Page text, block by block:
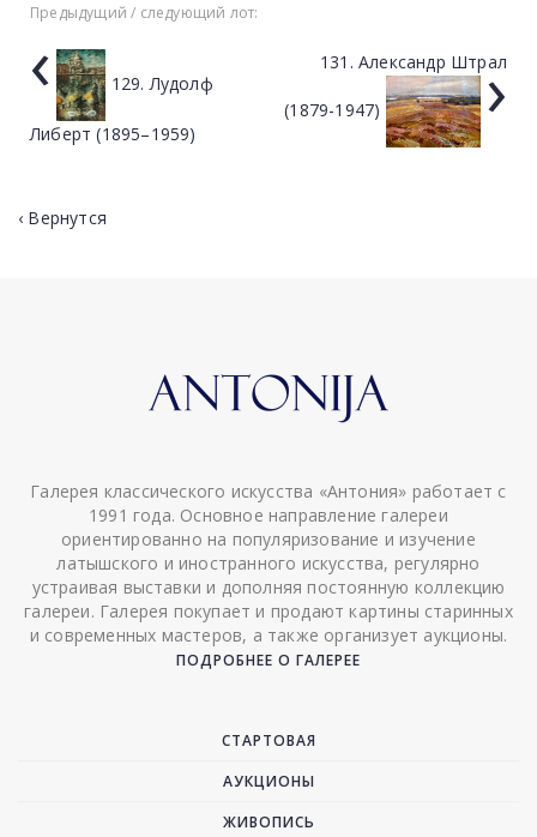
Предыдущий / следующий лот:
‹ 129. Лудолф
Либерт (1895–1959)
131. Александр Штрал
(1879-1947) ›
‹ Вернутся
Галерея классического искусства «Антония» работает с
1991 года. Основное направление галереи
ориентированно на популяризование и изучение
латышского и иностранного искусства, регулярно
устраивая выставки и дополняя постоянную коллекцию
галереи. Галерея покупает и продают картины старинных
и современных мастеров, а также организует аукционы.
ПОДРОБНЕЕ О ГАЛЕРЕЕ
СТАРТОВАЯ
АУКЦИОНЫ
ЖИВОПИСЬ